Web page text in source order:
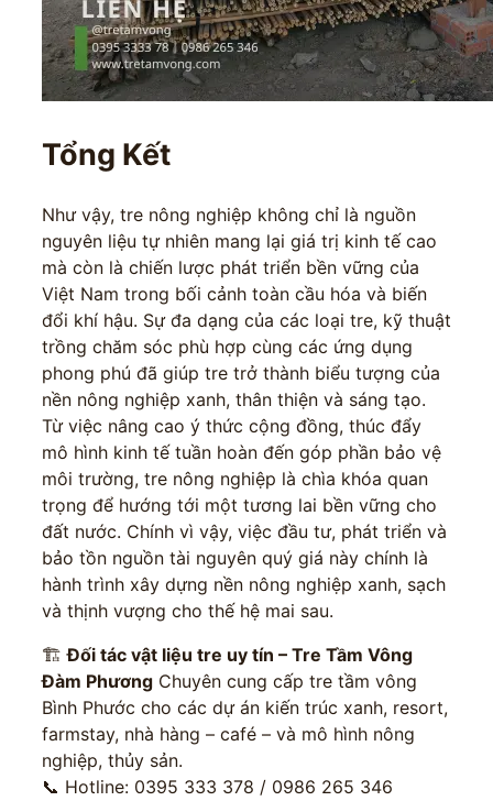
Tổng Kết
Như vậy, tre nông nghiệp không chỉ là nguồn
nguyên liệu tự nhiên mang lại giá trị kinh tế cao
mà còn là chiến lược phát triển bền vững của
Việt Nam trong bối cảnh toàn cầu hóa và biến
đổi khí hậu. Sự đa dạng của các loại tre, kỹ thuật
trồng chăm sóc phù hợp cùng các ứng dụng
phong phú đã giúp tre trở thành biểu tượng của
nền nông nghiệp xanh, thân thiện và sáng tạo.
Từ việc nâng cao ý thức cộng đồng, thúc đẩy
mô hình kinh tế tuần hoàn đến góp phần bảo vệ
môi trường, tre nông nghiệp là chìa khóa quan
trọng để hướng tới một tương lai bền vững cho
đất nước. Chính vì vậy, việc đầu tư, phát triển và
bảo tồn nguồn tài nguyên quý giá này chính là
hành trình xây dựng nền nông nghiệp xanh, sạch
và thịnh vượng cho thế hệ mai sau.
🏗️Đối tác vật liệu tre uy tín – Tre Tầm Vông
Đàm Phương Chuyên cung cấp tre tầm vông
Bình Phước cho các dự án kiến trúc xanh, resort,
farmstay, nhà hàng – café – và mô hình nông
nghiệp, thủy sản.
📞 Hotline: 0395 333 378 / 0986 265 346